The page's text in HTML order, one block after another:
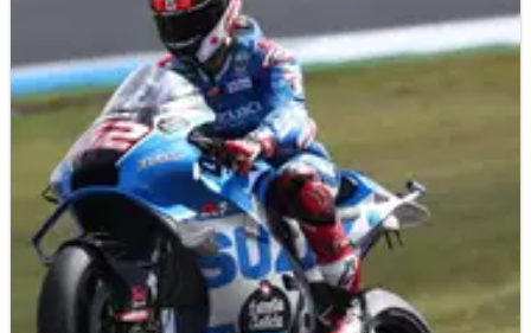
FEATURE 11/07/22
Rapor Paruh Musim MotoGP 2022, Siapa
Pembalap Terbaik?
Dengan 11 putaran berlalu dan sembilan tersisa setelah
liburan musim panas, Crash.net memilih siapa pembalap
terbaik dari paruh pertama MotoGP 2022, dan masih banyak
lagi.